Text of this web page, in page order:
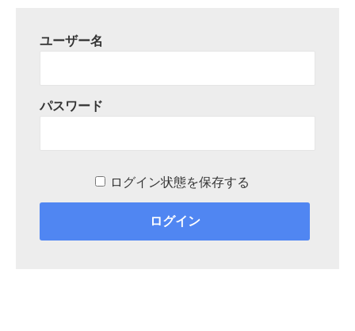
ユーザー名
パスワード
ログイン状態を保存する